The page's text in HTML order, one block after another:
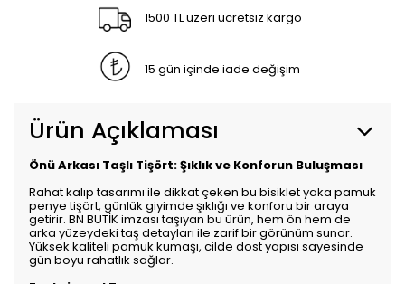
1500 TL üzeri ücretsiz kargo
15 gün içinde iade değişim
Ürün Açıklaması
Önü Arkası Taşlı Tişört: Şıklık ve Konforun Buluşması
Rahat kalıp tasarımı ile dikkat çeken bu bisiklet yaka pamuk
penye tişört, günlük giyimde şıklığı ve konforu bir araya
getirir. BN BUTİK imzası taşıyan bu ürün, hem ön hem de
arka yüzeydeki taş detayları ile zarif bir görünüm sunar.
Yüksek kaliteli pamuk kumaşı, cilde dost yapısı sayesinde
gün boyu rahatlık sağlar.